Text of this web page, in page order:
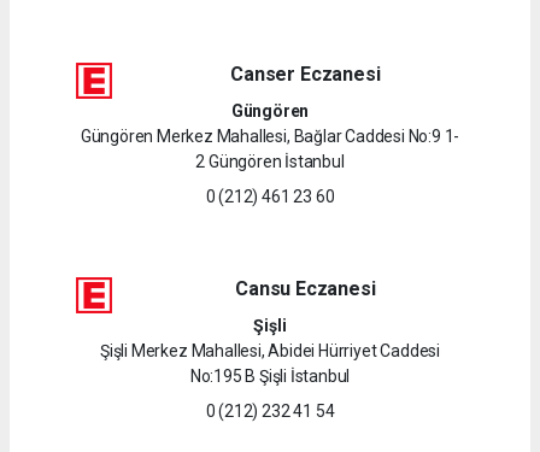
Canser Eczanesi
Güngören
Güngören Merkez Mahallesi, Bağlar Caddesi No:9 1-
2 Güngören İstanbul
0 (212) 461 23 60
Cansu Eczanesi
Şişli
Şişli Merkez Mahallesi, Abidei Hürriyet Caddesi
No:195 B Şişli İstanbul
0 (212) 232 41 54